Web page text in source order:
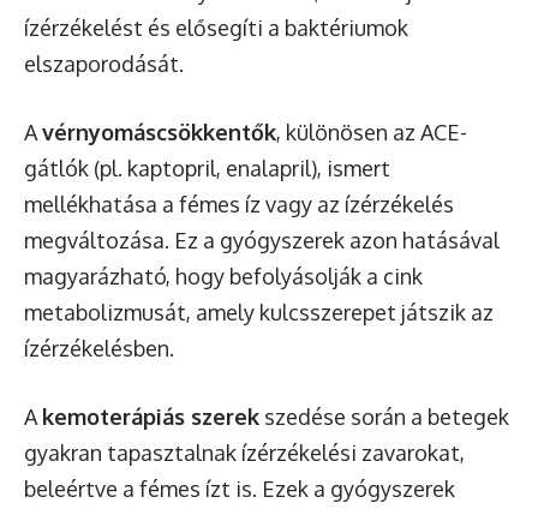
ízérzékelést és elősegíti a baktériumok
elszaporodását.
Avérnyomáscsökkentők, különösen az ACE-
gátlók (pl. kaptopril, enalapril), ismert
mellékhatása a fémes íz vagy az ízérzékelés
megváltozása. Ez a gyógyszerek azon hatásával
magyarázható, hogy befolyásolják a cink
metabolizmusát, amely kulcsszerepet játszik az
ízérzékelésben.
A kemoterápiás szerek szedése során a betegek
gyakran tapasztalnak ízérzékelési zavarokat,
beleértve a fémes ízt is. Ezek a gyógyszerek